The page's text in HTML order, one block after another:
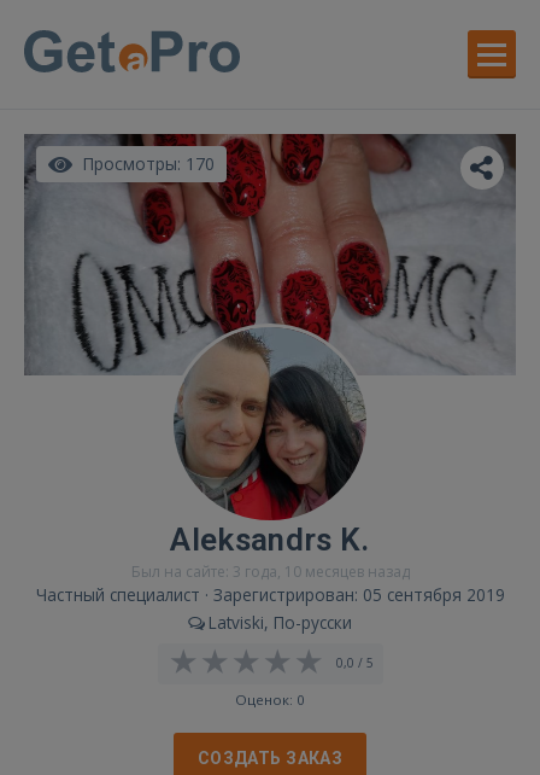
Просмотры: 170
Aleksandrs K.
Был на сайте: 3 года, 10 месяцев назад
Частный специалист · Зарегистрирован: 05 сентября 2019
Latviski, По-русски
0,0 / 5
Оценок: 0
СОЗДАТЬ ЗАКАЗ